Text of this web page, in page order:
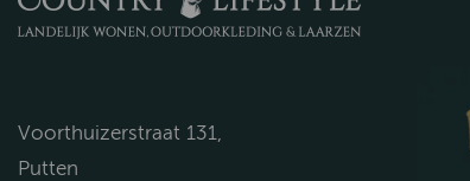
Voorthuizerstraat 131,
Putten